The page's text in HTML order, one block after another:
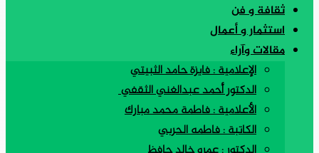
ثقافة و فن
استثمار و أعمال
مقالات وآراء
الإعلامية : فايزة حامد الثبيتي
الدكتور أحمد عبدالغني الثقفي
الأعلامية : فاطمة محمد مبارك
الكاتبة : فاطمه الحربي